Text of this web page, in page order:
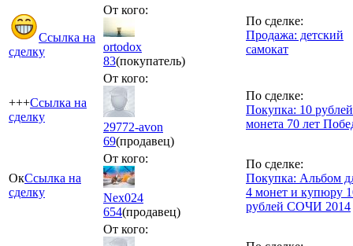
Ссылка на
сделку
От кого:
ortodox
83(покупатель)
По сделке:
Продажа: детский
самокат
+++Ссылка на
сделку
От кого:
29772-avon
69(продавец)
По сделке:
Покупка: 10 рублей
монета 70 лет
ОкСсылка на
сделку
От кого:
Nex024
654(продавец)
По сделке:
Покупка: Альбом
4 монет и купюру
рублей СОЧИ 2014
От кого: